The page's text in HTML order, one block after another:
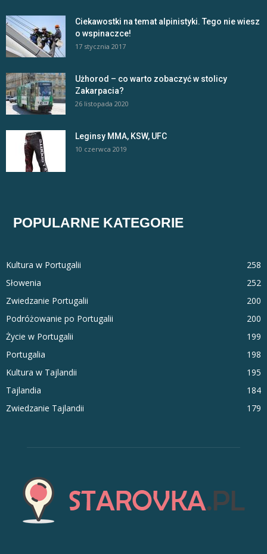
Ciekawostki na temat alpinistyki. Tego nie wiesz
o wspinaczce!
17 stycznia 2017
Użhorod – co warto zobaczyć w stolicy
Zakarpacia?
26 listopada 2020
Leginsy MMA, KSW, UFC
10 czerwca 2019
POPULARNE KATEGORIE
Kultura w Portugalii
258
Słowenia
252
Zwiedzanie Portugalii
200
Podróżowanie po Portugalii
200
Życie w Portugalii
199
Portugalia
198
Kultura w Tajlandii
195
Tajlandia
184
Zwiedzanie Tajlandii
179